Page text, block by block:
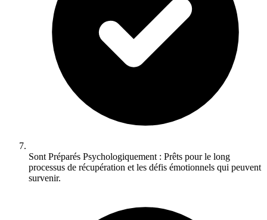
Sont Préparés Psychologiquement : Prêts pour le long
processus de récupération et les défis émotionnels qui peuvent
survenir.